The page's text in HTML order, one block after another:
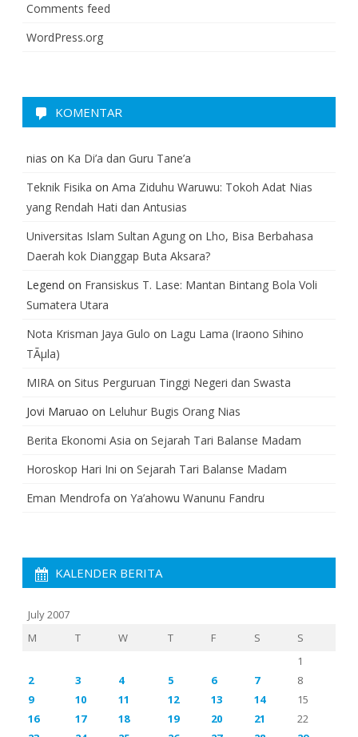
Comments feed
WordPress.org
KOMENTAR
nias on Ka Di’a dan Guru Tane’a
Teknik Fisika on Ama Ziduhu Waruwu: Tokoh Adat Nias
yang Rendah Hati dan Antusias
Universitas Islam Sultan Agung on Lho, Bisa Berbahasa
Daerah kok Dianggap Buta Aksara?
Legend on Fransiskus T. Lase: Mantan Bintang Bola Voli
Sumatera Utara
Nota Krisman Jaya Gulo on Lagu Lama (Iraono Sihino
TÃµla)
MIRA on Situs Perguruan Tinggi Negeri dan Swasta
Jovi Maruao on Leluhur Bugis Orang Nias
Berita Ekonomi Asia on Sejarah Tari Balanse Madam
Horoskop Hari Ini on Sejarah Tari Balanse Madam
Eman Mendrofa on Ya’ahowu Wanunu Fandru
KALENDER BERITA
July 2007
M
T W T F S
S
1
2
3 4 5 6 7
8
9
10 11 12 13 14
15
16
17 18 19 20 21
22